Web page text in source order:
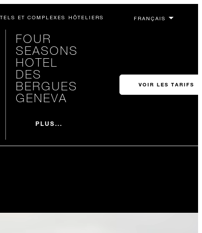
ET COMPLEXES HÔTELIERS
FOUR
SEASONS
HOTEL
DES
BERGUES
GENEVA
PLUS...
VOIR LES TARIFS